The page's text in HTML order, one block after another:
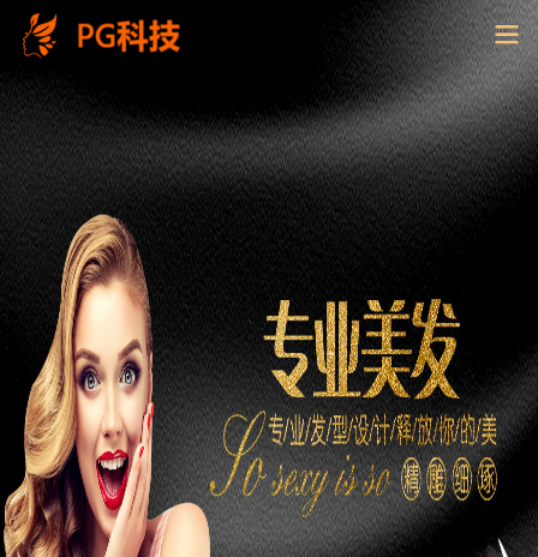
PG
电
子
控
股
有
限
公
司-
云
南